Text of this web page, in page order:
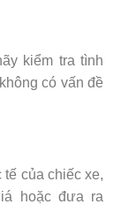
kiểm tra tình
có vấn đề
của chiếc xe,
hoặc đưa ra